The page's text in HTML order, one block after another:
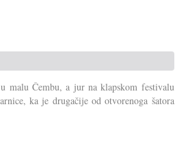
malu Čembu, a jur na klapskom festivalu
ka je drugačije od otvorenoga šatora